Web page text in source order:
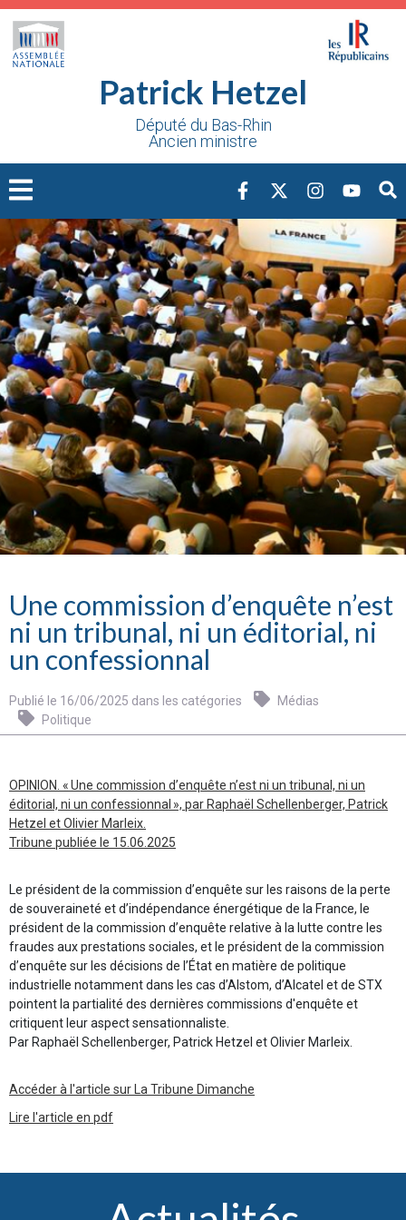
Patrick Hetzel
Député du Bas-Rhin
Ancien ministre
Une commission d’enquête n’est
ni un tribunal, ni un éditorial, ni
un confessionnal
Publié le 16/06/2025 dans les catégories
Médias
Politique
OPINION. « Une commission d’enquête n’est ni un tribunal, ni un
éditorial, ni un confessionnal », par Raphaël Schellenberger, Patrick
Hetzel et Olivier Marleix.
Tribune publiée le 15.06.2025
Le président de la commission d’enquête sur les raisons de la perte
de souveraineté et d’indépendance énergétique de la France, le
président de la commission d’enquête relative à la lutte contre les
fraudes aux prestations sociales, et le président de la commission
d’enquête sur les décisions de l’État en matière de politique
industrielle notamment dans les cas d’Alstom, d’Alcatel et de STX
pointent la partialité des dernières commissions d'enquête et
critiquent leur aspect sensationnaliste.
Par Raphaël Schellenberger, Patrick Hetzel et Olivier Marleix.
Accéder à l'article sur La Tribune Dimanche
Lire l'article en pdf
Cookies management panel